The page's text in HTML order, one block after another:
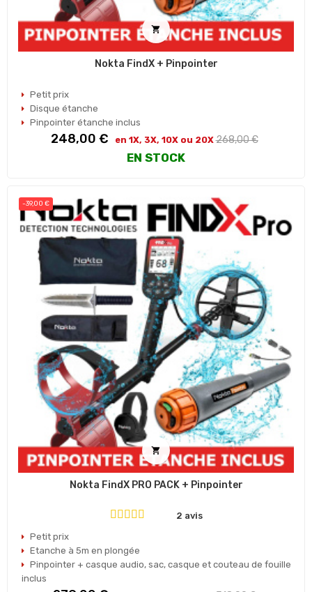

Nokta FindX + Pinpointer
Petit prix
Disque étanche
Pinpointer étanche inclus
Prix
248,00 € en 1X, 3X, 10X ou 20X Prix
268,00 €
EN STOCK
-39,00 €

Nokta FindX PRO PACK + Pinpointer
2 avis
Petit prix
Etanche à 5m en plongée
Pinpointer + casque audio, sac, casque et couteau de fouille
inclus